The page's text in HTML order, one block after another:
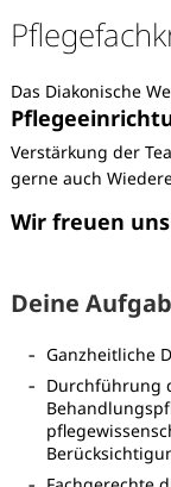
Das Diakonische
Verstärkung der
gerne auch
Wir freuen
Deine
Ganzheitliche
Durchführung